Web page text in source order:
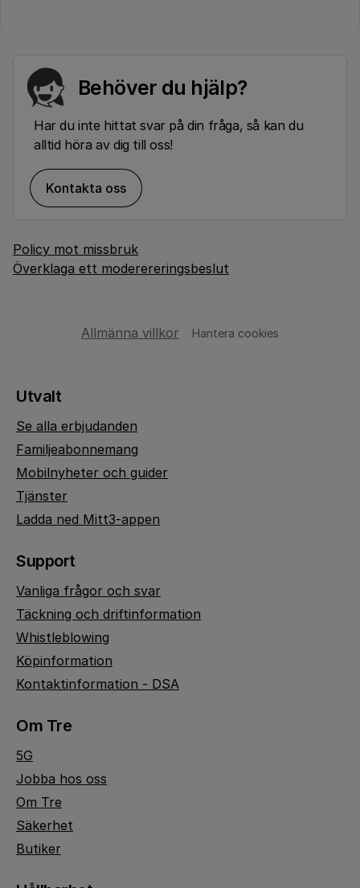
Behöver du hjälp?
Har du inte hittat svar på din fråga, så kan du
alltid höra av dig till oss!
Kontakta oss
Policy mot missbruk
Överklaga ett moderereringsbeslut
Allmänna villkor Hantera cookies
Utvalt
Se alla erbjudanden
Familjeabonnemang
Mobilnyheter och guider
Tjänster
Ladda ned Mitt3-appen
Support
Vanliga frågor och svar
Täckning och driftinformation
Whistleblowing
Köpinformation
Kontaktinformation - DSA
Om Tre
5G
Jobba hos oss
Om Tre
Säkerhet
Butiker